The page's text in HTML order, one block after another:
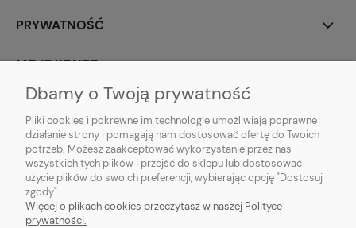
PRYWATNOŚĆ
MOJE KONTO
PARTNERZY
Dbamy o Twoją prywatność
Pliki cookies i pokrewne im technologie umożliwiają poprawne
działanie strony i pomagają nam dostosować ofertę do Twoich
potrzeb. Możesz zaakceptować wykorzystanie przez nas
wszystkich tych plików i przejść do sklepu lub dostosować
użycie plików do swoich preferencji, wybierając opcję "Dostosuj
zgody".
Więcej o plikach cookies przeczytasz w naszej Polityce
prywatności.